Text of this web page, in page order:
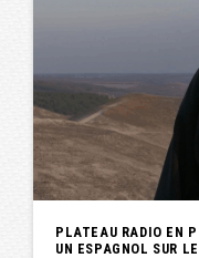
PLATEAU RADIO EN
UN ESPAGNOL SUR